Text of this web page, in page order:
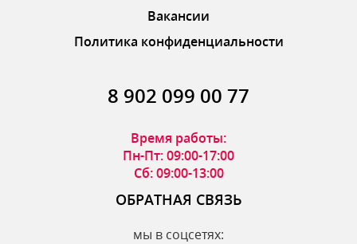
Вакансии
Политика конфиденциальности
8 902 099 00 77
Время работы:
Пн-Пт: 09:00-17:00
Сб: 09:00-13:00
ОБРАТНАЯ СВЯЗЬ
мы в соцсетях: